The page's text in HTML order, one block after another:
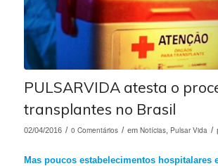
PULSARVIDA atesta o
transplantes no Brasil
02/04/2016 / 0 Comentários / em Notícias, Pulsar Vida /
Mas poucos estabelecimentos hospitalares